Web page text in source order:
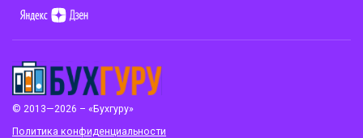
© 2013—2026 – «Бухгуру»
Политика конфиденциальности